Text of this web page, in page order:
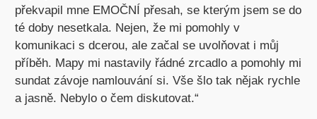
překvapil mne EMOČNÍ přesah, se kterým jsem se do
té doby nesetkala. Nejen, že mi pomohly v
komunikaci s dcerou, ale začal se uvolňovat i můj
příběh. Mapy mi nastavily řádné zrcadlo a pomohly mi
sundat závoje namlouvání si. Vše šlo tak nějak rychle
a jasně. Nebylo o čem diskutovat.“